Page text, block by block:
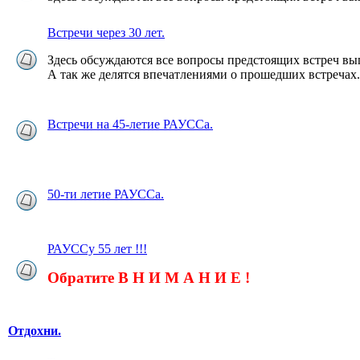
Встречи через 30 лет.
Здесь обсуждаются все вопросы предстоящих встреч
А так же делятся впечатлениями о прошедших встречах.
Встречи на 45-летие РАУССа.
50-ти летие РАУССа.
РАУССу 55 лет !!!
Обратите В Н И М А Н И Е !
Отдохни.